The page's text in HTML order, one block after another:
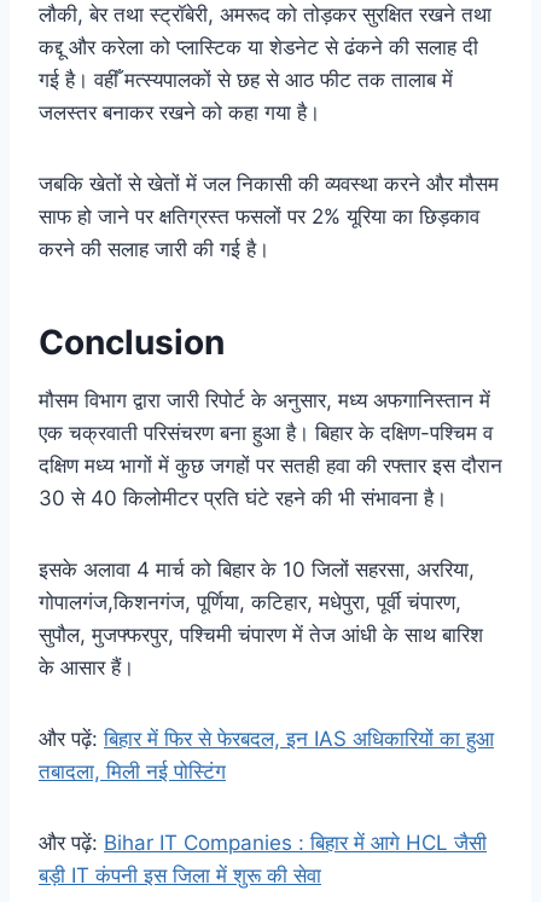
लौकी, बेर तथा स्ट्रॉबेरी, अमरूद को तोड़कर सुरक्षित रखने तथा
कद्दू और करेला को प्लास्टिक या शेडनेट से ढंकने की सलाह दी
गई है। वहीँ मत्स्यपालकों से छह से आठ फीट तक तालाब में
जलस्तर बनाकर रखने को कहा गया है।
जबकि खेतों से खेतों में जल निकासी की व्यवस्था करने और मौसम
साफ हो जाने पर क्षतिग्रस्त फसलों पर 2% यूरिया का छिड़काव
करने की सलाह जारी की गई है।
Conclusion
मौसम विभाग द्वारा जारी रिपोर्ट के अनुसार, मध्य अफगानिस्तान में
एक चक्रवाती परिसंचरण बना हुआ है। बिहार के दक्षिण-पश्चिम व
दक्षिण मध्य भागों में कुछ जगहों पर सतही हवा की रफ्तार इस दौरान
30 से 40 किलोमीटर प्रति घंटे रहने की भी संभावना है।
इसके अलावा 4 मार्च को बिहार के 10 जिलों सहरसा, अररिया,
गोपालगंज,किशनगंज, पूर्णिया, कटिहार, मधेपुरा, पूर्वी चंपारण,
सुपौल, मुजफ्फरपुर, पश्चिमी चंपारण में तेज आंधी के साथ बारिश
के आसार हैं।
और पढ़ें:बिहार में फिर से फेरबदल, इन IAS अधिकारियों का हुआ
तबादला, मिली नई पोस्टिंग
और पढ़ें: Bihar IT Companies : बिहार में आगे HCL जैसी
बड़ी IT कंपनी इस जिला में शुरू की सेवा